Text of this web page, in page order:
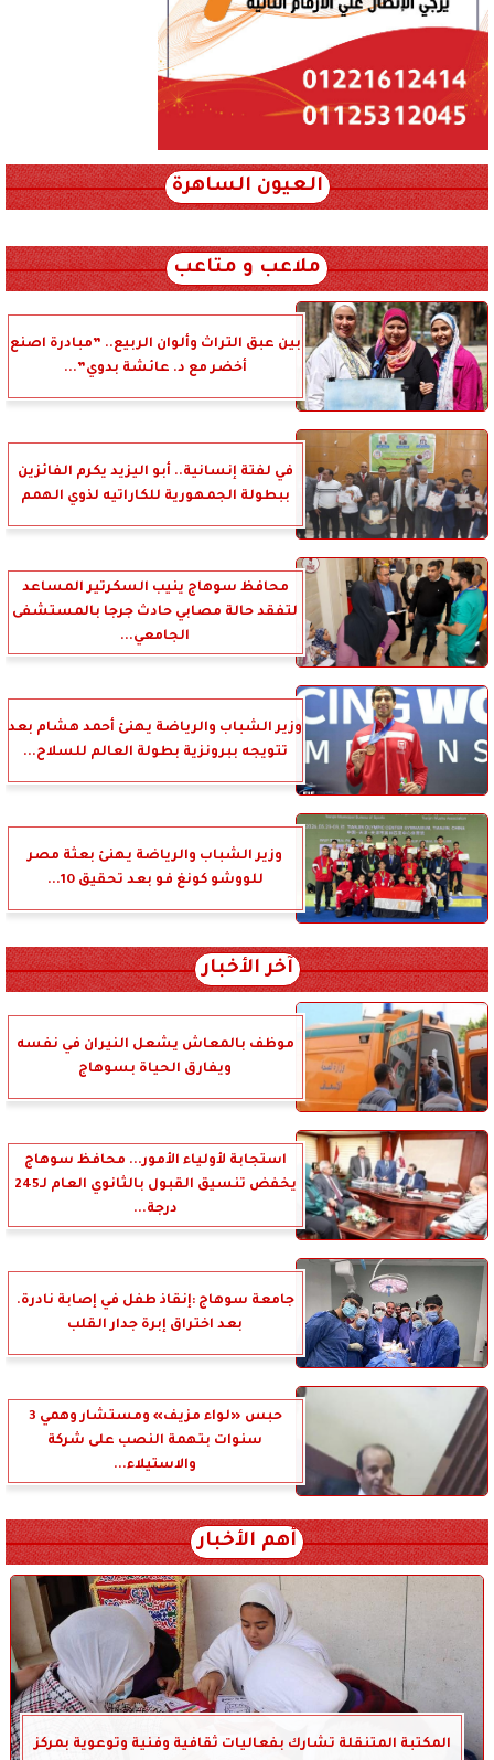
العيون الساهرة
ملاعب و متاعب
بين عبق التراث وألوان الربيع.. ”مبادرة اصنع
أخضر مع د. عائشة بدوي”...
في لفتة إنسانية.. أبو اليزيد يكرم الفائزين
ببطولة الجمهورية للكاراتيه لذوي الهمم
محافظ سوهاج ينيب السكرتير المساعد
لتفقد حالة مصابي حادث جرجا بالمستشفى
الجامعي...
وزير الشباب والرياضة يهنئ أحمد هشام بعد
تتويجه ببرونزية بطولة العالم للسلاح...
وزير الشباب والرياضة يهنئ بعثة مصر
للووشو كونغ فو بعد تحقيق 10...
آخر الأخبار
موظف بالمعاش يشعل النيران في نفسه
ويفارق الحياة بسوهاج
استجابة لأولياء الأمور... محافظ سوهاج
يخفض تنسيق القبول بالثانوي العام لـ245
درجة...
جامعة سوهاج :إنقاذ طفل في إصابة نادرة.
بعد اختراق إبرة جدار القلب
حبس «لواء مزيف» ومستشار وهمي 3
سنوات بتهمة النصب على شركة
والاستيلاء...
أهم الأخبار
المكتبة المتنقلة تشارك بفعاليات ثقافية وفنية وتوعوية بمركز